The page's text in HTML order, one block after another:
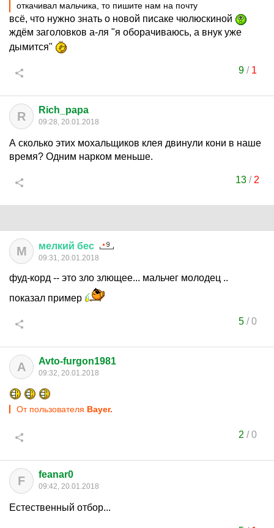
откачивал мальчика, то пишите нам на почту
всё, что нужно знать о новой писаке чюлюскиной
ждём заголовков а-ля "я оборачиваюсь, а внук уже
дымится"
9/ 1
R Rich_papa
09:28, 20.01.2018
А сколько этих мохальщиков клея двинули кони в наше
время? Одним нарком меньше.
13 / 2
М мелкий бес
09:31, 20.01.2018
фуд-корд -- это зло злющее... мальчег молодец ..
показал пример
5/0
A Avto-furgon1981
09:32, 20.01.2018
От пользователя Bayer.
2 /0
F feanar0
09:42, 20.01.2018
Естественный отбор...